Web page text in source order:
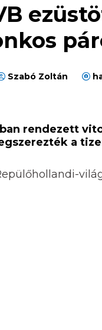
Szabó Zoltán
rendezett
a